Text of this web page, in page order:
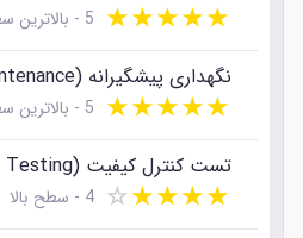
✓ مدارک معتبر سوابق کاری و
✓ مدارک تحصیلی معتبر،
✓ نامهجاب‌آفر کانادااز طرف
صورت وجود)
✓ دعوت‌نامه برنامه‌های استانی
★
★
★
★
★ 5 - بالاترین سطح
نگهداری پیشگیرانه (Preventative Maintenance)
★
★
★
★
★ 5 - بالاترین سطح
تست کنترل کیفیت (Quality Control Testing)
★
★
★
★
☆ 4 - سطح بالا